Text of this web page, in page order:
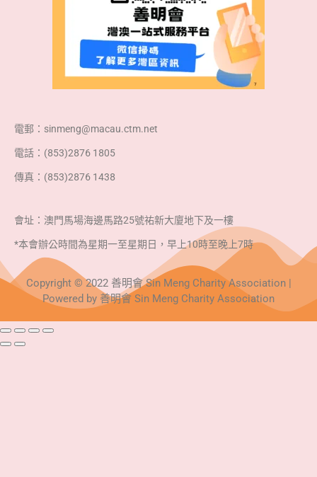
電郵：sinmeng@macau.ctm.net
電話：(853)2876 1805
傳真：(853)2876 1438
會址：澳門馬場海邊馬路25號祐新大廈地下及一樓
*本會辦公時間為星期一至星期日，早上10時至晚上7時
Copyright © 2022 善明會 Sin Meng Charity Association |
Powered by 善明會 Sin Meng Charity Association